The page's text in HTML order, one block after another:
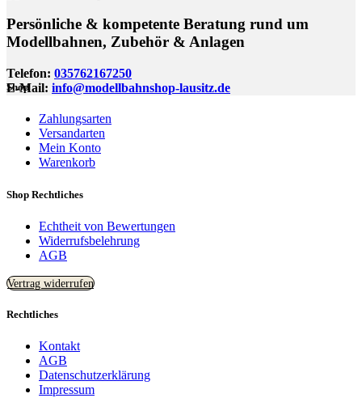
Persönliche & kompetente Beratung rund um
Modellbahnen, Zubehör & Anlagen
Telefon: 035762167250
E-Mail: info@modellbahnshop-lausitz.de
Shop
Zahlungsarten
Versandarten
Mein Konto
Warenkorb
Shop Rechtliches
Echtheit von Bewertungen
Widerrufsbelehrung
AGB
Vertrag widerrufen
Rechtliches
Kontakt
AGB
Datenschutzerklärung
Impressum